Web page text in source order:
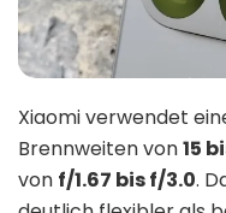
Xiaomi verwendet
Brennweiten von15
von f/1.67 bis f/3.0.